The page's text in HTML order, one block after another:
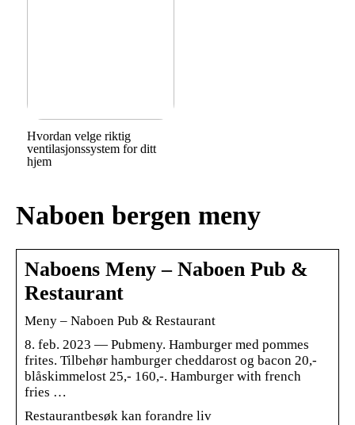
Hvordan velge riktig
ventilasjonssystem for ditt
hjem
Naboen bergen meny
Naboens Meny – Naboen Pub &
Restaurant
Meny – Naboen Pub & Restaurant
8. feb. 2023 — Pubmeny. Hamburger med pommes
frites. Tilbehør hamburger cheddarost og bacon 20,-
blåskimmelost 25,- 160,-. Hamburger with french
fries …
Restaurantbesøk kan forandre liv